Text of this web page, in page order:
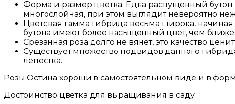
Форма и размер цветка. Едва распущенный
многослойная, при этом выглядит невероятно
Цветовая гамма гибрида весьма широка,
бутона имеют более насыщенный цвет, чем ближе
Срезанная роза долго не вянет, это качество
Существует множество подвидов данного
лепестка.
Розы Остина хороши в самостоятельном виде и в
Достоинство цветка для выращивания в саду